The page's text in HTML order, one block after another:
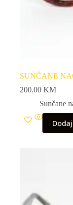
SUNČANE
200.00 KM
Sunčane